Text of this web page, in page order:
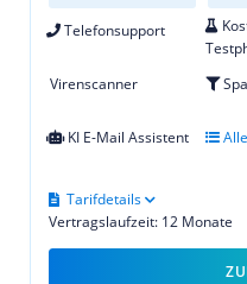
Telefonsupport
Virenscanner
KI E-Mail Assistent
Vertragslaufzeit: 12 Monate
Tarifdetails